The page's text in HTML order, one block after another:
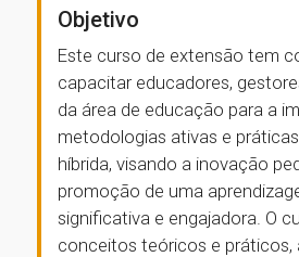
Objetivo
Este curso de extensão tem
capacitar educadores,
da área de educação para a
metodologias ativas e
híbrida, visando a inovação
promoção de uma
significativa e engajadora. O
conceitos teóricos e práticos,